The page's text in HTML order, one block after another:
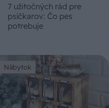
7 užitočných rád pre
psíčkarov: Čo pes
potrebuje
Nábytok